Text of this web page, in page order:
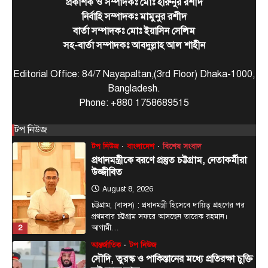
নির্বাহি সম্পাদকঃ মামুনুর রশীদ
বার্তা সম্পাদকঃ মোঃ ইয়াসিন সেলিম
সহ-বার্তা সম্পাদকঃ আবদুল্লাহ আল শাহীন
Editorial Office: 84/7 Nayapaltan,(3rd Floor) Dhaka-1000,
Bangladesh.
Phone: +880 1758689515
টপ নিউজ
August 7, 2026
দেশের তিনটি মন্ত্রণালয় ও দুইটি দপ্তরে নতুন সচিব নিয়োগ
দিয়েছে সরকার। আজ (বৃহস্পতিবার) এ সংক্রান্ত…
1
প্রধানমন্ত্রী হিসাবে ২০ বছরের ব্যবধানে মা-
ছেলের বাঁশখালী সফর
August 8, 2026
2
টপ নিউজ বাংলাদেশ বিশেষ সংবাদ
প্রধানমন্ত্রীকে বরণে প্রস্তুত চট্টগ্রাম, নেতাকর্মীরা
উজ্জীবিত
August 8, 2026
চট্টগ্রাম, (বাসস) : প্রধানমন্ত্রী হিসেবে দায়িত্ব গ্রহণের পর
প্রথমবার চট্টগ্রাম সফরে আসছেন তারেক রহমান।
আগামী…
আন্তর্জাতিক
টপ নিউজ
সৌদি, তুরস্ক ও পাকিস্তানের মধ্যে প্রতিরক্ষা চুক্তি